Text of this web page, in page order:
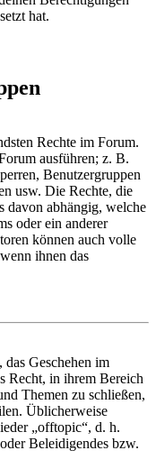
hat.
Rechte im Forum.
ausführen; z. B.
Benutzergruppen
usw. Die Rechte, die
davon abhängig, welche
oder ein anderer
können auch volle
ihnen das
Geschehen im
Recht, in ihrem Bereich
Themen zu schließen,
Üblicherweise
„offtopic“, d. h.
Beleidigendes bzw.